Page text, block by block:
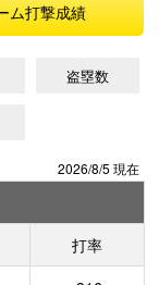
ム打撃成績
盗塁数
2026/8/5 現在
打率